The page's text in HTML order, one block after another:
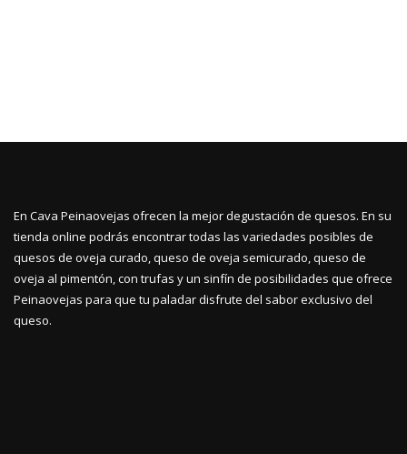
En Cava Peinaovejas ofrecen la mejor degustación de quesos. En su
tienda online podrás encontrar todas las variedades posibles de
quesos de oveja curado, queso de oveja semicurado, queso de
oveja al pimentón, con trufas y un sinfín de posibilidades que ofrece
Peinaovejas para que tu paladar disfrute del sabor exclusivo del
queso.